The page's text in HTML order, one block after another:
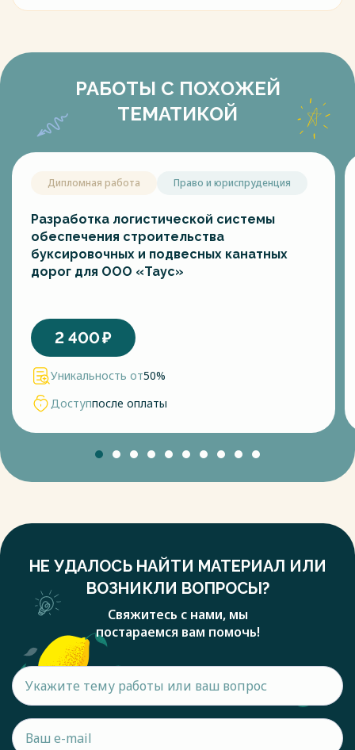
РАБОТЫ С ПОХОЖЕЙ
ТЕМАТИКОЙ
Дипломная работа Право и юриспруденция
Разработка логистической системы
обеспечения строительства
буксировочных и подвесных канатных
дорог для ООО «Таус»
2 400₽
Уникальность от50%
Доступпосле оплаты
НЕ УДАЛОСЬ НАЙТИ МАТЕРИАЛ ИЛИ
ВОЗНИКЛИ ВОПРОСЫ?
Свяжитесь с нами, мы
постараемся вам помочь!